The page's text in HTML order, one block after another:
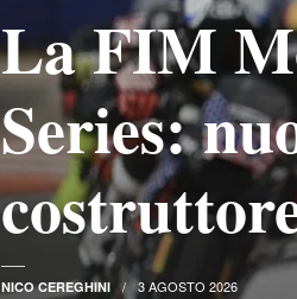
La FIM
Series:
NICO CEREGHINI 3 AGOSTO 2026